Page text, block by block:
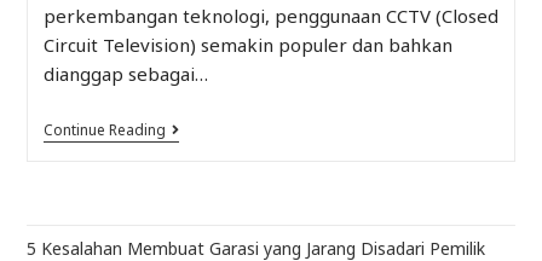
perkembangan teknologi, penggunaan CCTV (Closed
Circuit Television) semakin populer dan bahkan
dianggap sebagai…
Continue Reading
5 Kesalahan Membuat Garasi yang Jarang Disadari Pemilik